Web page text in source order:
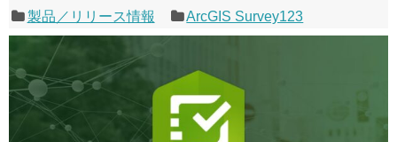
製品／リリース情報
ArcGIS Survey123